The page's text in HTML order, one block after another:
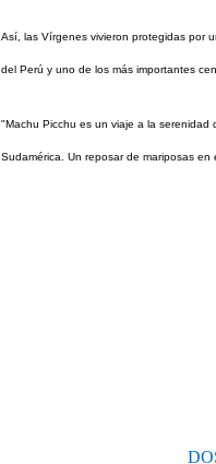
Así, las Vírgenes vivieron protegidas por
del Perú y uno de los más importantes
"Machu Picchu es un viaje a la serenidad
Sudamérica. Un reposar de mariposas